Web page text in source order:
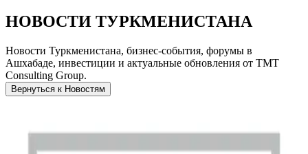
НОВОСТИ ТУРКМЕНИСТАНА
Новости Туркменистана, бизнес-события, форумы в
Ашхабаде, инвестиции и актуальные обновления от TMT
Consulting Group.
Вернуться к Новостям